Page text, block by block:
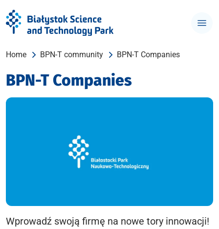
Home BPN-T community BPN-T Companies
BPN-T Companies
Wprowadź swoją firmę na nowe tory innowacji!